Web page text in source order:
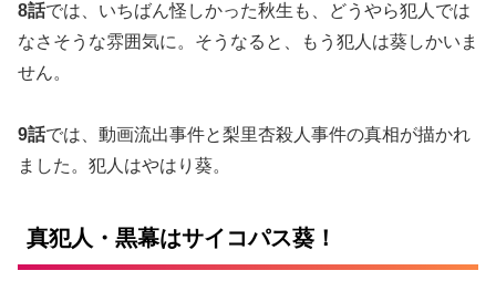
8話では、いちばん怪しかった秋生も、どうやら犯人では
なさそうな雰囲気に。そうなると、もう犯人は葵しかいま
せん。
9話では、動画流出事件と梨里杏殺人事件の真相が描かれ
ました。犯人はやはり葵。
真犯人・黒幕はサイコパス葵！